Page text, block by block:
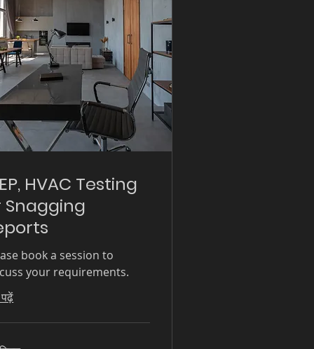
HVAC Testing
Snagging
book a session to
your requirements.